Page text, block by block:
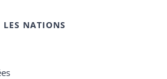
LES NATIONS